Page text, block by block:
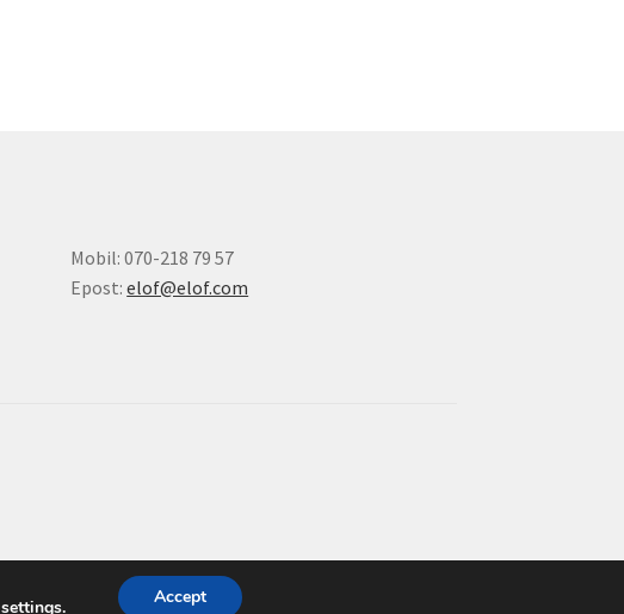
Mobil: 070-218 79 57
Epost:elof@elof.com
settings. Accept